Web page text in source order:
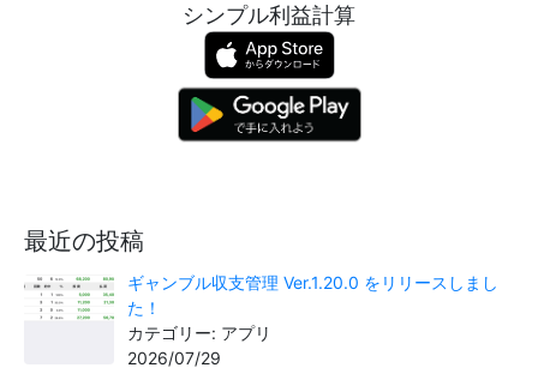
シンプル利益計算
最近の投稿
ギャンブル収支管理 Ver.1.20.0 をリリースしまし
た！
カテゴリー: アプリ
2026/07/29